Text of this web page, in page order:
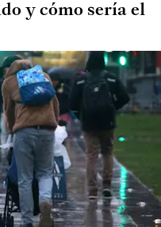
y cómo sería el